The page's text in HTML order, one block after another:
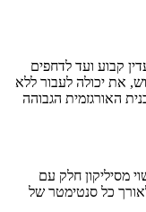
קבוע ועד לדחפים
את יכולה לעבור ללא
האורגזמית הגבוהה
מסיליקון חלק עם
כל סנטימטר של